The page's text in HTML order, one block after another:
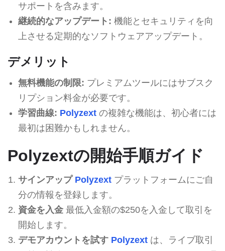
サポートを含みます。
継続的なアップデート: 機能とセキュリティを向
上させる定期的なソフトウェアアップデート。
デメリット
無料機能の制限: プレミアムツールにはサブスク
リプション料金が必要です。
学習曲線: Polyzextの複雑な機能は、初心者には
最初は困難かもしれません。
Polyzextの開始手順ガイド
サインアップ Polyzextプラットフォームにご自
分の情報を登録します。
資金を入金最低入金額の$250を入金して取引を
開始します。
デモアカウントを試す Polyzextは、ライブ取引